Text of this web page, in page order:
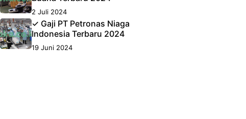
2 Juli 2024
✓ Gaji PT Petronas Niaga
Indonesia Terbaru 2024
19 Juni 2024